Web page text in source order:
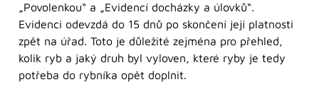
„Povolenkou“ a „Evidencí docházky a úlovků“.
Evidenci odevzdá do 15 dnů po skončení její platnosti
zpět na úřad. Toto je důležité zejména pro přehled,
kolik ryb a jaký druh byl vyloven, které ryby je tedy
potřeba do rybníka opět doplnit.